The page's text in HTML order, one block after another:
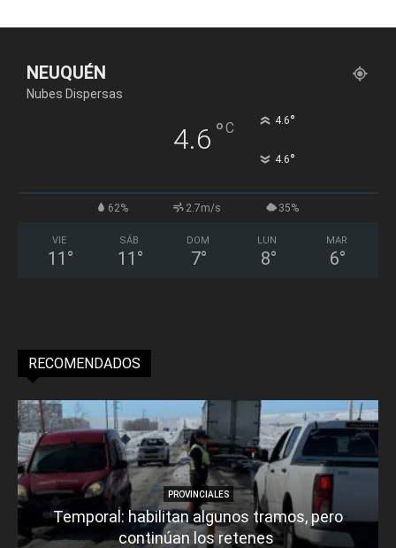
NEUQUÉN
Nubes Dispersas
4.6 °C 4.6°
4.6°
62% 2.7m/s 35%
VIE
11 °
SÁB
11 °
DOM
7°
LUN
8°
MAR
6°
RECOMENDADOS
PROVINCIALES
Temporal: habilitan algunos tramos, pero
continúan los retenes